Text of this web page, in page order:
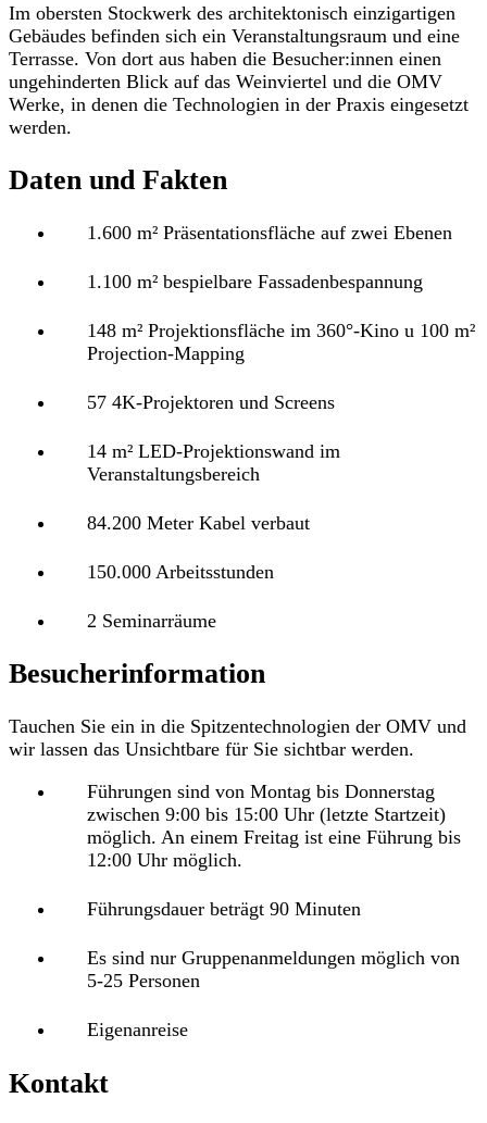
Im obersten Stockwerk des architektonisch einzigartigen
Gebäudes befinden sich ein Veranstaltungsraum und eine
Terrasse. Von dort aus haben die Besucher:innen einen
ungehinderten Blick auf das Weinviertel und die OMV
Werke, in denen die Technologien in der Praxis eingesetzt
werden.
Daten und Fakten
1.600 m² Präsentationsfläche auf zwei Ebenen
1.100 m² bespielbare Fassadenbespannung
148 m² Projektionsfläche im 360°-Kino u 100 m²
Projection-Mapping
57 4K-Projektoren und Screens
14 m² LED-Projektionswand im
Veranstaltungsbereich
84.200 Meter Kabel verbaut
150.000 Arbeitsstunden
2 Seminarräume
Besucherinformation
Tauchen Sie ein in die Spitzentechnologien der OMV und
wir lassen das Unsichtbare für Sie sichtbar werden.
Führungen sind von Montag bis Donnerstag
zwischen 9:00 bis 15:00 Uhr (letzte Startzeit)
möglich. An einem Freitag ist eine Führung bis
12:00 Uhr möglich.
Führungsdauer beträgt 90 Minuten
Es sind nur Gruppenanmeldungen möglich von
5-25 Personen
Eigenanreise
Kontakt